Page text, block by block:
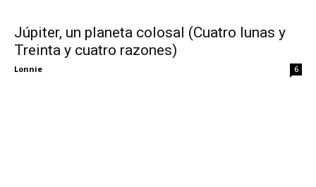
Júpiter, un planeta colosal (Cuatro lunas y
Treinta y cuatro razones)
Lonnie 6